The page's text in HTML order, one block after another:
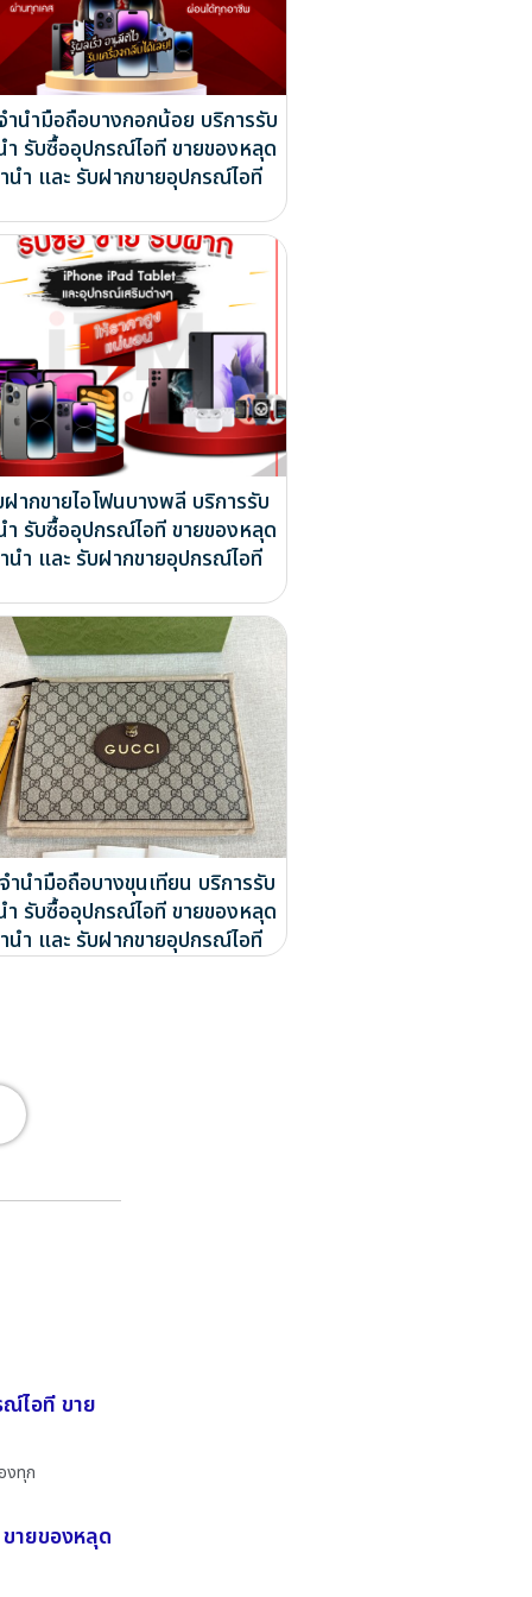
ำนำมือถือบางกอกน้อย บริการรับ
ำ รับซื้ออุปกรณ์ไอที ขายของหลุด
นำ และ รับฝากขายอุปกรณ์ไอที
ากขายไอโฟนบางพลี บริการรับ
ำ รับซื้ออุปกรณ์ไอที ขายของหลุด
นำ และ รับฝากขายอุปกรณ์ไอที
ำนำมือถือบางขุนเทียน บริการรับ
ำ รับซื้ออุปกรณ์ไอที ขายของหลุด
นำ และ รับฝากขายอุปกรณ์ไอที
ไอที ขาย
งทุก
ายของหลุด